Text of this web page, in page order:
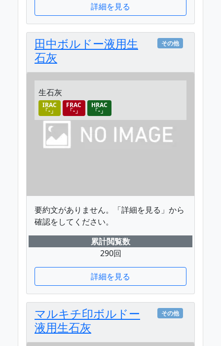
詳細を見る
田中ボルドー液用生
石灰
その他
生石灰
IRAC
「-」
FRAC
「-」
HRAC
「-」
要約文がありません。「詳細を見る」から
確認をしてください。
累計閲覧数
290回
詳細を見る
マルキチ印ボルドー
液用生石灰
その他